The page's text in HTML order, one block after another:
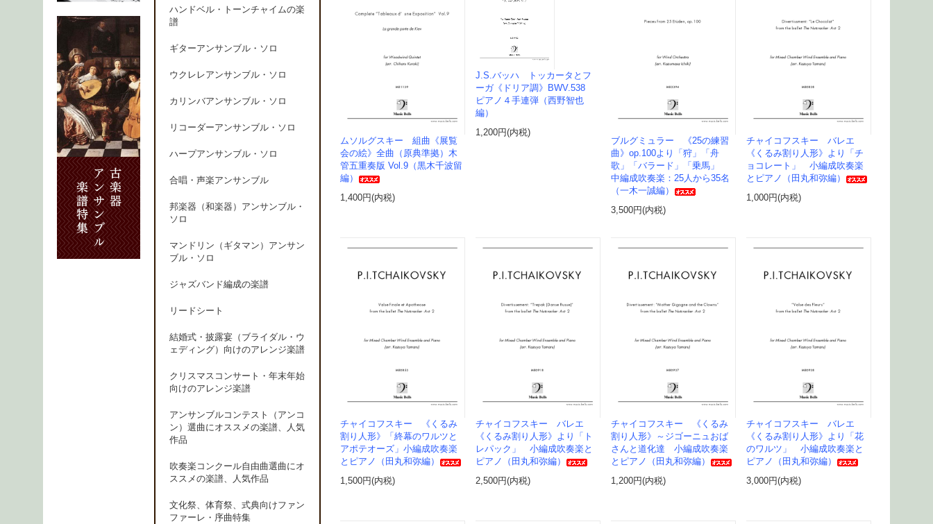
ムソルグスキー 組曲《展覧
会の絵》全曲（原典準拠）木
管五重奏版 Vol.9（黒木千波留
編）
1,400円(内税)
J.S.バッハ トッカータとフ
ーガ《ドリア調》BWV.538
ピアノ４手連弾（西野智也
編）
1,200円(内税)
ブルグミュラー 《25の練習
曲》op.100より「狩」「舟
歌」「バラード」「乗馬」
中編成吹奏楽：25人から35名
（一木一誠編）
3,500円(内税)
チャイコフスキー バレエ
《くるみ割り人形》より「チ
ョコレート」 小編成吹奏楽
とピアノ（田丸和弥編）
1,000円(内税)
チャイコフスキー 《くるみ
割り人形》「終幕のワルツと
アポテオーズ」小編成吹奏楽
とピアノ（田丸和弥編）
1,500円(内税)
チャイコフスキー バレエ
《くるみ割り人形》より「ト
レパック」 小編成吹奏楽と
ピアノ（田丸和弥編）
2,500円(内税)
チャイコフスキー 《くるみ
割り人形》～ジゴーニュおば
さんと道化達 小編成吹奏楽
とピアノ（田丸和弥編）
1,200円(内税)
チャイコフスキー バレエ
《くるみ割り人形》より「花
のワルツ」 小編成吹奏楽と
ピアノ（田丸和弥編）
3,000円(内税)
ハンドベル・トーンチャイムの楽
譜
ギターアンサンブル・ソロ
ウクレレアンサンブル・ソロ
カリンバアンサンブル・ソロ
リコーダーアンサンブル・ソロ
ハープアンサンブル・ソロ
合唱・声楽アンサンブル
邦楽器（和楽器）アンサンブル・
ソロ
マンドリン（ギタマン）アンサン
ブル・ソロ
ジャズバンド編成の楽譜
リードシート
結婚式・披露宴（ブライダル・ウ
ェディング）向けのアレンジ楽譜
クリスマスコンサート・年末年始
向けのアレンジ楽譜
アンサンブルコンテスト（アンコ
ン）選曲にオススメの楽譜、人気
作品
吹奏楽コンクール自由曲選曲にオ
ススメの楽譜、人気作品
文化祭、体育祭、式典向けファン
ファーレ・序曲特集